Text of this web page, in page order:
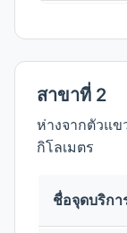
สาขาที่ 2
ห่างจากตัวแข
กิโลเมตร
ชื่อจุดบริกา